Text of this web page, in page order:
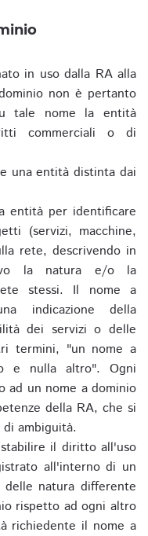
in uso dalla RA alla
non è pertanto
tale nome la entità
commerciali o di
una entità distinta dai
entità per identificare
(servizi, macchine,
rete, descrivendo in
la natura e/o la
stessi. Il nome a
indicazione della
dei servizi o delle
termini, "un nome a
e nulla altro". Ogni
ad un nome a dominio
della RA, che si
ambiguità.
il diritto all'uso
all'interno di un
natura differente
rispetto ad ogni altro
richiedente il nome a